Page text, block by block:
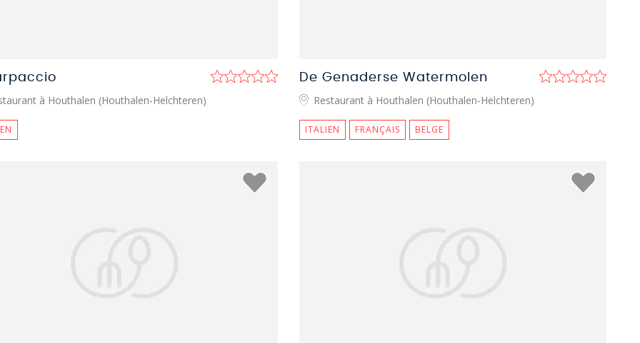
à Houthalen (Houthalen-Helchteren)
De Genaderse Watermolen
Restaurant à Houthalen (Houthalen-Helchteren)
ITALIEN FRANÇAIS BELGE